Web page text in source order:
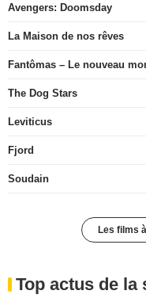
Avengers: Doomsday
La Maison de nos rêves
Fantômas – Le nouveau
The Dog Stars
Leviticus
Fjord
Soudain
Les films
Top actus de la